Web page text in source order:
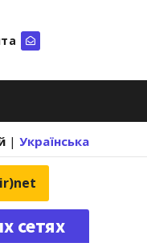
| Українська
сетях